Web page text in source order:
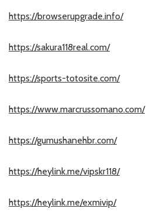
https://browserupgrade.info/
https://sakura118real.com/
https://sports-totosite.com/
https://www.marcrussomano.com/
https://gumushanehbr.com/
https://heylink.me/vipskr118/
https://heylink.me/exmivip/